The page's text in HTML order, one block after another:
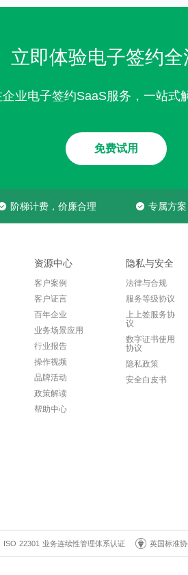
立即体验电子签约全
业电子签约SaaS服务，一站式
免费试用
阶梯计费，价廉合理 专属方
资源中心
客户案例
客户证言
百年企业
业务场景应用
行业报告
操作视频
品牌活动
政策解读
帮助中心
隐私与安全
法律与合规
服务等级协议
上上签服务协
议
数字证书使用
协议
隐私政策
安全白皮书
ISO 22301 业务连续性管理体系认证 英国标准